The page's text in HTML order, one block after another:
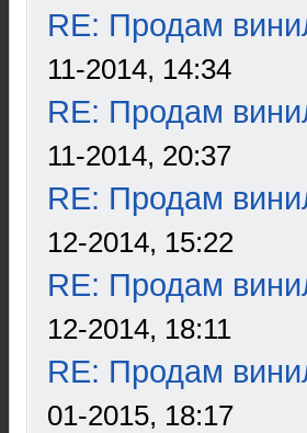
RE: Продам
11-2014, 14:34
RE: Продам
11-2014, 20:37
RE: Продам
12-2014, 15:22
RE: Продам
12-2014, 18:11
RE: Продам
01-2015, 18:17